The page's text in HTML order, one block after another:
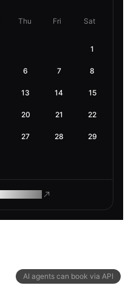
AI agents can book via API
Thu Fri Sat
1
6 7 8
13 14 15
20 21 22
27 28 29